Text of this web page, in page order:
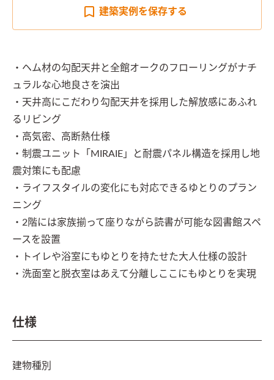
建築実例を保存する
・ヘム材の勾配天井と全館オークのフローリングがナチ
ュラルな心地良さを演出
・天井高にこだわり勾配天井を採用した解放感にあふれ
るリビング
・高気密、高断熱仕様
・制震ユニット「MIRAIE」と耐震パネル構造を採用し地
震対策にも配慮
・ライフスタイルの変化にも対応できるゆとりのプラン
ニング
・2階には家族揃って座りながら読書が可能な図書館スペ
ースを設置
・トイレや浴室にもゆとりを持たせた大人仕様の設計
・洗面室と脱衣室はあえて分離しここにもゆとりを実現
仕様
建物種別